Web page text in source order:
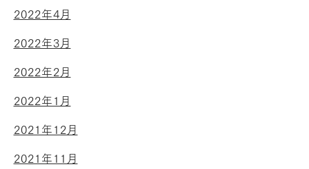
2022年4月
2022年3月
2022年2月
2022年1月
2021年12月
2021年11月